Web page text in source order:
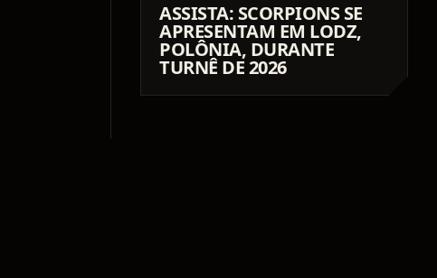
ASSISTA: SCORPIONS SE
APRESENTAM EM LODZ,
POLÔNIA, DURANTE
TURNÊ DE 2026